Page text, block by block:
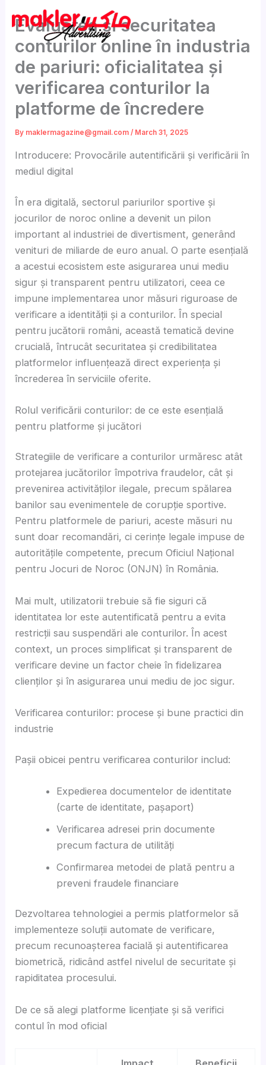
Evaluarea și securitatea
conturilor online în industria
de pariuri: oficialitatea și
verificarea conturilor la
platforme de încredere
By maklermagazine@gmail.com/ March 31, 2025
Introducere: Provocările autentificării și verificării în
mediul digital
În era digitală, sectorul pariurilor sportive și
jocurilor de noroc online a devenit un pilon
important al industriei de divertisment, generând
venituri de miliarde de euro anual. O parte esențială
a acestui ecosistem este asigurarea unui mediu
sigur și transparent pentru utilizatori, ceea ce
impune implementarea unor măsuri riguroase de
verificare a identității și a conturilor. În special
pentru jucătorii români, această tematică devine
crucială, întrucât securitatea și credibilitatea
platformelor influențează direct experiența și
încrederea în serviciile oferite.
Rolul verificării conturilor: de ce este esențială
pentru platforme și jucători
Strategiile de verificare a conturilor urmăresc atât
protejarea jucătorilor împotriva fraudelor, cât și
prevenirea activităților ilegale, precum spălarea
banilor sau evenimentele de corupție sportive.
Pentru platformele de pariuri, aceste măsuri nu
sunt doar recomandări, ci cerințe legale impuse de
autoritățile competente, precum Oficiul Național
pentru Jocuri de Noroc (ONJN) în România.
Mai mult, utilizatorii trebuie să fie siguri că
identitatea lor este autentificată pentru a evita
restricții sau suspendări ale conturilor. În acest
context, un proces simplificat și transparent de
verificare devine un factor cheie în fidelizarea
clienților și în asigurarea unui mediu de joc sigur.
Verificarea conturilor: procese și bune practici din
industrie
Pașii obicei pentru verificarea conturilor includ:
Expedierea documentelor de identitate
(carte de identitate, pașaport)
Verificarea adresei prin documente
precum factura de utilități
Confirmarea metodei de plată pentru a
preveni fraudele financiare
Dezvoltarea tehnologiei a permis platformelor să
implementeze soluții automate de verificare,
precum recunoașterea facială și autentificarea
biometrică, ridicând astfel nivelul de securitate și
rapiditatea procesului.
De ce să alegi platforme licențiate și să verifici
contul în mod oficial